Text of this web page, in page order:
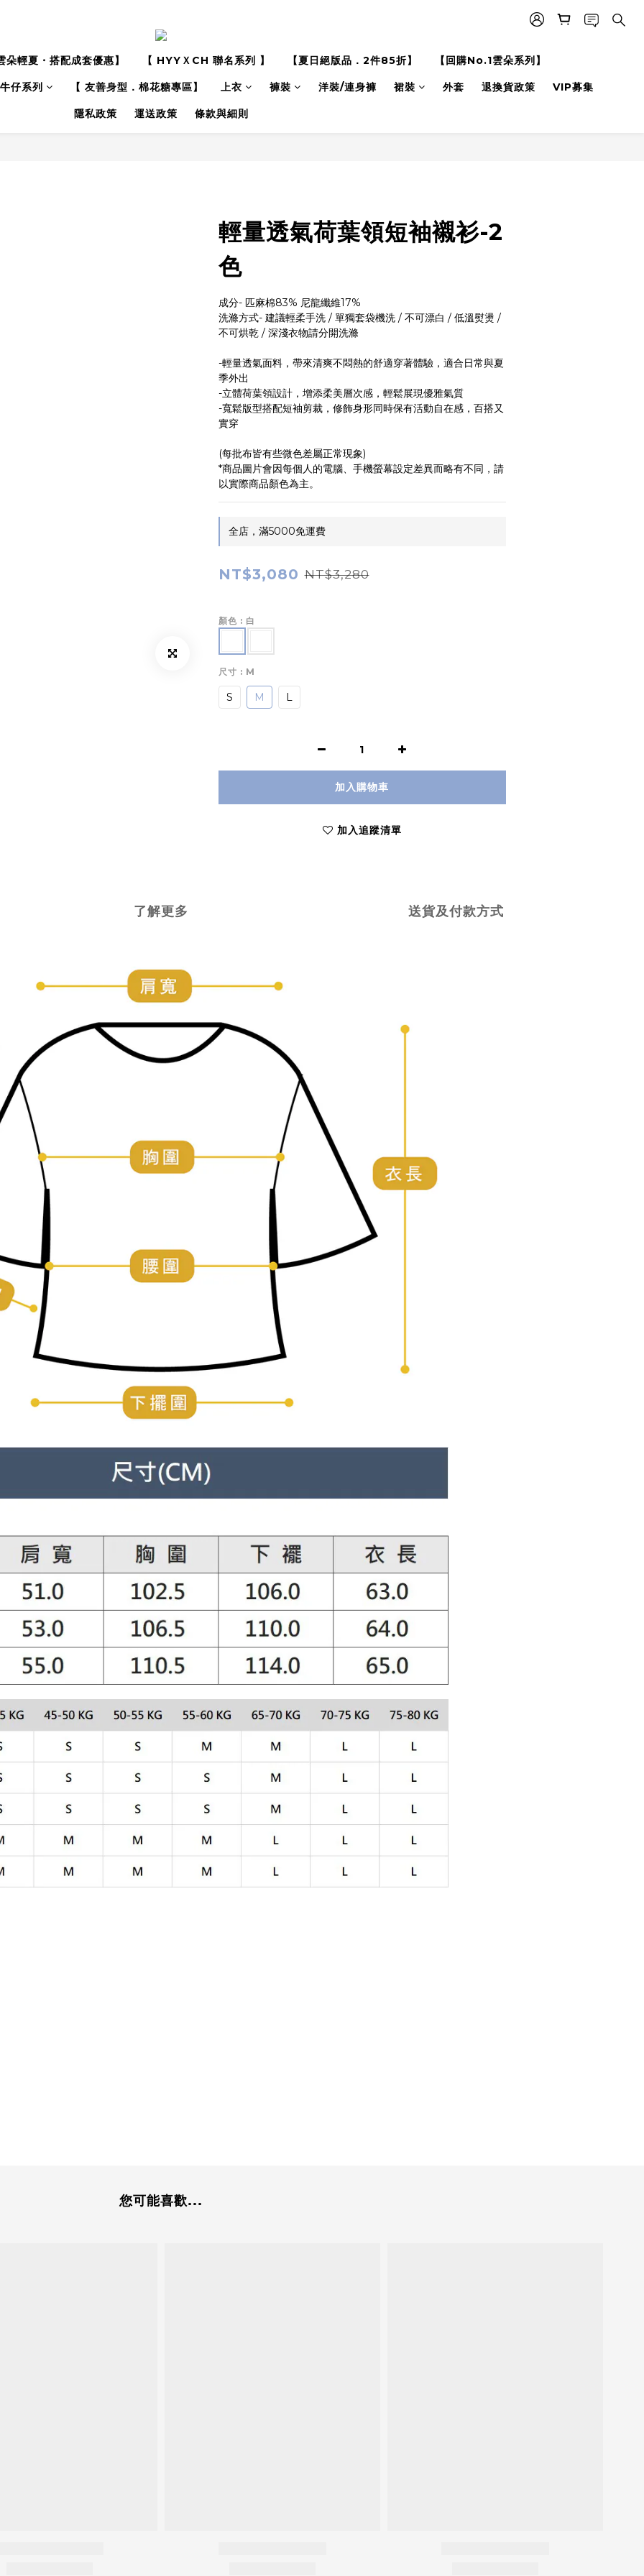
朵輕夏・搭配成套優惠】 【 HYYＸCH 聯名系列 】 【夏日絕版品．2件85折】 【回購No.1雲朵系列】
仔系列 【 友善身型．棉花糖專區】 上衣 褲裝 洋裝/連身褲 裙裝 外套 退換貨政策 VIP募集
隱私政策 運送政策 條款與細則
輕量透氣荷葉領短袖襯衫-2
色
成分- 匹麻棉83% 尼龍纖維17%
洗滌方式- 建議輕柔手洗 / 單獨套袋機洗 / 不可漂白 / 低溫熨燙 /
不可烘乾 / 深淺衣物請分開洗滌
-輕量透氣面料，帶來清爽不悶熱的舒適穿著體驗，適合日常與夏
季外出
-立體荷葉領設計，增添柔美層次感，輕鬆展現優雅氣質
-寬鬆版型搭配短袖剪裁，修飾身形同時保有活動自在感，百搭又
實穿
(每批布皆有些微色差屬正常現象)
*商品圖片會因每個人的電腦、手機螢幕設定差異而略有不同，請
以實際商品顏色為主。
全店，滿5000免運費
NT$3,080 NT$3,280
顏色 : 白
尺寸 : M
S M L
加入購物車
加入追蹤清單
了解更多 送貨及付款方式
您可能喜歡...